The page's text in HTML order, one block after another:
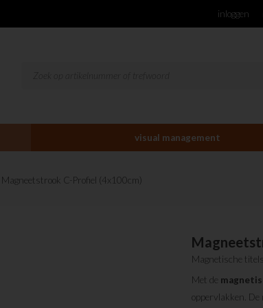
inloggen
visual management
» Magneetstrook C-Profiel (4x100cm)
Magnetische
Met de
oppervlakken.